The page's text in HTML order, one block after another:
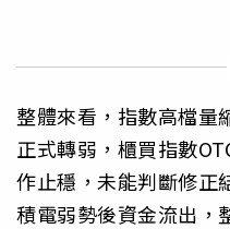
整體來看，指數高檔量
正式轉弱，櫃買指數
作止穩，未能判斷修正
積電弱勢後資金流出，